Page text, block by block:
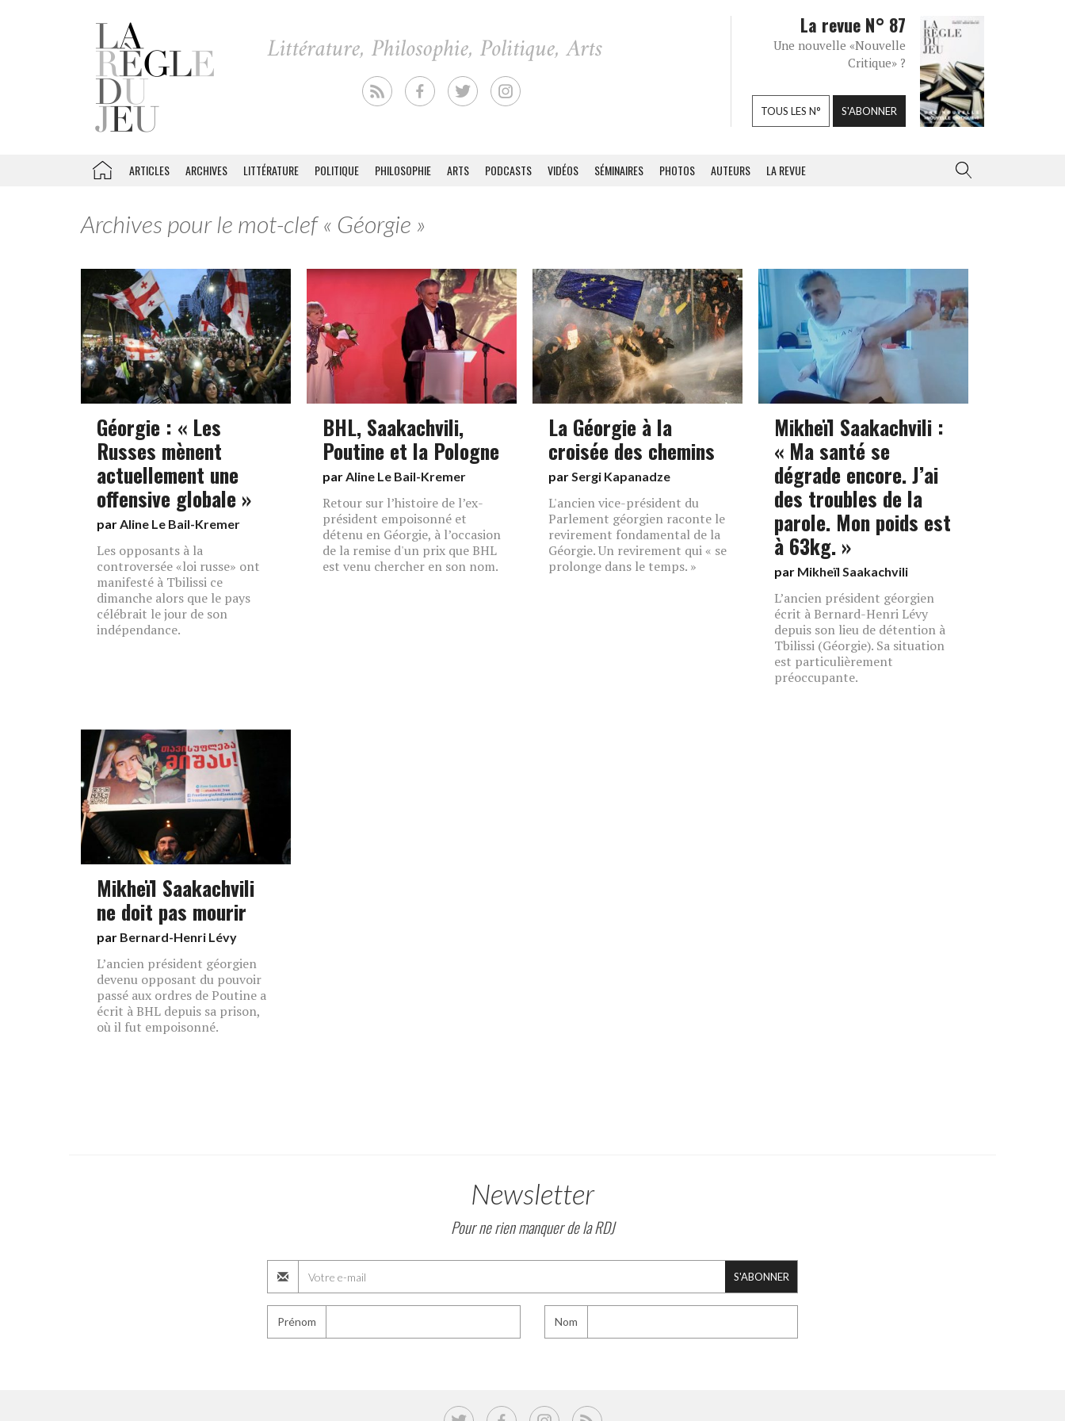
La revue N° 87
Une nouvelle «Nouvelle
Critique» ?
TOUS LES N° S'ABONNER
ARTICLES ARCHIVES LITTÉRATURE POLITIQUE PHILOSOPHIE ARTS PODCASTS VIDÉOS SÉMINAIRES PHOTOS AUTEURS LA REVUE
Archives pour le mot-clef « Géorgie »
Géorgie : « Les
Russes mènent
actuellement une
offensive globale »
parAline Le Bail-Kremer
Les opposants à la
controversée «loi russe» ont
manifesté à Tbilissi ce
dimanche alors que le pays
célébrait le jour de son
indépendance.
BHL, Saakachvili,
Poutine et la Pologne
parAline Le Bail-Kremer
Retour sur l’histoire de l’ex-
président empoisonné et
détenu en Géorgie, à l’occasion
de la remise d'un prix que BHL
est venu chercher en son nom.
La Géorgie à la
croisée des chemins
parSergi Kapanadze
L'ancien vice-président du
Parlement géorgien raconte le
revirement fondamental de la
Géorgie. Un revirement qui « se
prolonge dans le temps. »
Mikheïl Saakachvili :
« Ma santé se
dégrade encore. J’ai
des troubles de la
parole. Mon poids est
à 63kg. »
par Mikheïl Saakachvili
L’ancien président géorgien
écrit à Bernard-Henri Lévy
depuis son lieu de détention à
Tbilissi (Géorgie). Sa situation
est particulièrement
préoccupante.
Mikheïl Saakachvili
ne doit pas mourir
par Bernard-Henri Lévy
L’ancien président géorgien
devenu opposant du pouvoir
passé aux ordres de Poutine a
écrit à BHL depuis sa prison,
où il fut empoisonné.
Newsletter
Pour ne rien manquer de la RDJ
S'ABONNER
Prénom Nom